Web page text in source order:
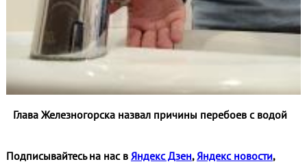
Глава Железногорска назвал причины перебоев с водой
Подписывайтесь на нас в Яндекс Дзен,Яндекс новости,